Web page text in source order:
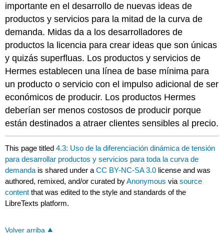
importante en el desarrollo de nuevas ideas de
productos y servicios para la mitad de la curva de
demanda. Midas da a los desarrolladores de
productos la licencia para crear ideas que son únicas
y quizás superfluas. Los productos y servicios de
Hermes establecen una línea de base mínima para
un producto o servicio con el impulso adicional de ser
económicos de producir. Los productos Hermes
deberían ser menos costosos de producir porque
están destinados a atraer clientes sensibles al precio.
This page titled4.3: Uso de la diferenciación dinámica de tensión
para desarrollar productos y servicios para toda la curva de
demanda is shared under aCC BY-NC-SA 3.0 license and was
authored, remixed, and/or curated byAnonymous viasource
content that was edited to the style and standards of the
LibreTexts platform.
Volver arriba